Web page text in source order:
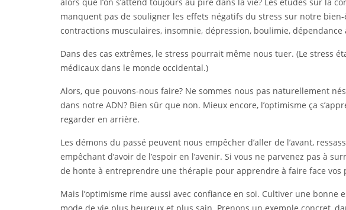
manquent pas de souligner les effets négatifs du stress sur notre
contractions musculaires, insomnie, dépression, boulimie,
Dans des cas extrêmes, le stress pourrait même nous tuer. (Le stress
médicaux dans le monde occidental.)
Alors, que pouvons-nous faire? Ne sommes nous pas naturellement
dans notre ADN? Bien sûr que non. Mieux encore, l’optimisme ça
regarder en arrière.
Les démons du passé peuvent nous empêcher d’aller de l’avant,
empêchant d’avoir de l’espoir en l’avenir. Si vous ne parvenez pas à
de honte à entreprendre une thérapie pour apprendre à faire face vos
Mais l’optimisme rime aussi avec confiance en soi. Cultiver une